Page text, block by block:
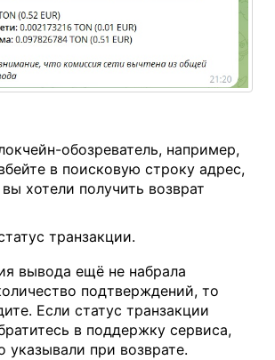
обозреватель, например,
в поисковую строку адрес,
хотели получить возврат
транзакции.
вывода ещё не набрала
подтверждений, то
Если статус транзакции
в поддержку сервиса,
указывали при возврате.